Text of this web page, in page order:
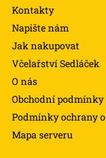
Kontakty
Napište nám
Jak nakupovat
Včelařství Sedláček
O nás
Obchodní podmínky
Podmínky ochrany
Mapa serveru